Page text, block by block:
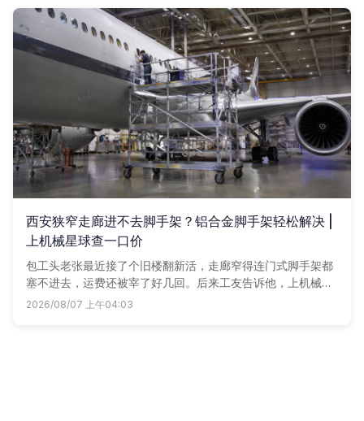
西安狭窄走廊进不去脚手架？铝合金脚手架轻松解决 |
上机械星球查一口价
包工头老张最近接了个旧楼翻新活，走廊窄得连门式脚手架都
塞不进去，运费还被宰了好几回。后来工友告诉他，上机械星
球租铝合金脚手架，全城一口价，轮子踏板全配齐，手机点一
2026/08/07 上午04:03